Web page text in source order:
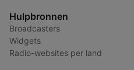
Hulpbronnen
Broadcasters
Widgets
Radio-websites per land